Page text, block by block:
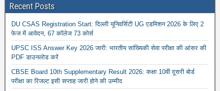
Recent Posts
DU CSAS Registration Start: दिल्ली यूनिवर्सिटी UG एडमिशन 2026 के लिए 2
फेज में आवेदन, 67 कॉलेज 73 कोर्स
UPSC ISS Answer Key 2026 जारी: भारतीय सांख्यिकी सेवा परीक्षा की आंसर की
PDF डाउनलोड करें
CBSE Board 10th Supplementary Result 2026: कक्षा 10वीं दूसरी बोर्ड
परीक्षा का रिजल्ट इसी सप्ताह जारी होने की उम्मीद